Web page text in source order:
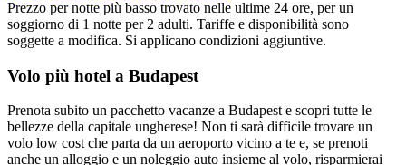
Prezzo per notte più basso trovato nelle ultime 24 ore, per un
soggiorno di 1 notte per 2 adulti. Tariffe e disponibilità sono
soggette a modifica. Si applicano condizioni aggiuntive.
Volo più hotel a Budapest
Prenota subito un pacchetto vacanze a Budapest e scopri tutte le
bellezze della capitale ungherese! Non ti sarà difficile trovare un
volo low cost che parta da un aeroporto vicino a te e, se prenoti
anche un alloggio e un noleggio auto insieme al volo, risparmierai